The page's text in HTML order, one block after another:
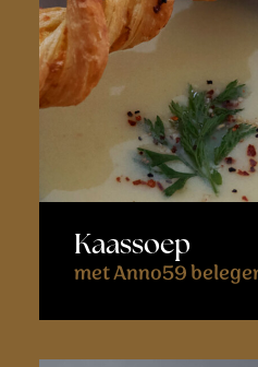
Kaassoep
met Anno59